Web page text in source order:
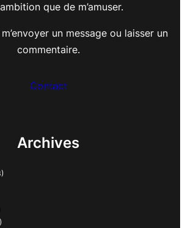
que de m’amuser.
un message ou laisser un
commentaire.
Contact
Archives